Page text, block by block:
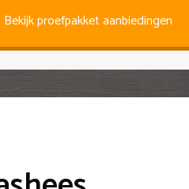
Bekijk proefpakket aanbiedingen